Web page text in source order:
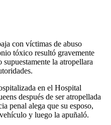
con víctimas de abuso
tóxico resultó gravemente
supuestamente la atropellara
en el Hospital
después de ser atropellada
penal alega que su esposo,
y luego la apuñaló.